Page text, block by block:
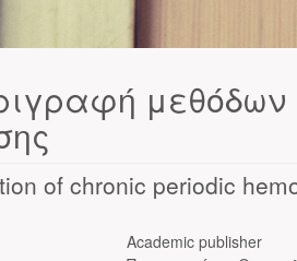
μεθόδων
of chronic periodic
Academic publisher